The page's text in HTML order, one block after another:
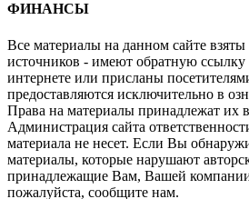
ФИНАНСЫ
Все материалы на данном сайте
источников - имеют обратную ссылку
интернете или присланы
предоставляются исключительно в
Права на материалы принадлежат их
Администрация сайта
материала не несет. Если Вы
материалы, которые нарушают
принадлежащие Вам, Вашей
пожалуйста, сообщите нам.